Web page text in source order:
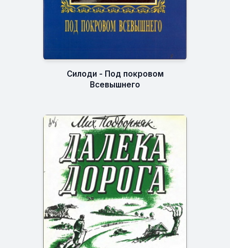
Силоди - Под покровом
Всевышнего